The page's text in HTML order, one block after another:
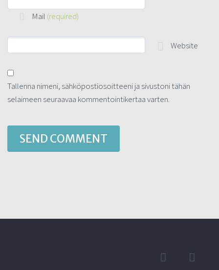
Mail (required)
Website
Tallenna nimeni, sähköpostiosoitteeni ja sivustoni tähän
selaimeen seuraavaa kommentointikertaa varten.